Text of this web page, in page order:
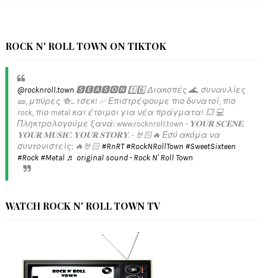
ROCK N' ROLL TOWN ON TIKTOK
@rocknroll.town 🆂🅴🅰🆂🅾🅽 1️⃣6️⃣ Διακοπές 🌊, συναυλίες
🎫, μπύρες 🍻... τσεκ! ✅️ Επιστρέφουμε πιο δυνατοί, πιο
rock, πιο metal και έτοιμοι για νέα πράγματα! 💥 💻
Πληκτρολογούμε ξανά: www.rocknroll.town - 𝐘𝐎𝐔𝐑 𝐒𝐂𝐄𝐍𝐄.
𝐘𝐎𝐔𝐑 𝐌𝐔𝐒𝐈𝐂. 𝐘𝐎𝐔𝐑 𝐒𝐓𝐎𝐑𝐘. - 🤘🏻🔥 Εσύ ακόμα να
συντονιστείς; 🔥🤘🏻#RnRT #RockNRollTown #SweetSixteen
#Rock #Metal ♬ original sound - Rock N' Roll Town
WATCH ROCK N' ROLL TOWN TV